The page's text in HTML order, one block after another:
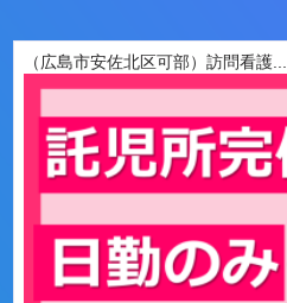
（広島市安佐北区可部）訪問看護...